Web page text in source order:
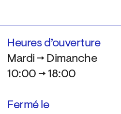
Heures d’ouverture
Mardi → Dimanche
10:00 → 18:00
Fermé le